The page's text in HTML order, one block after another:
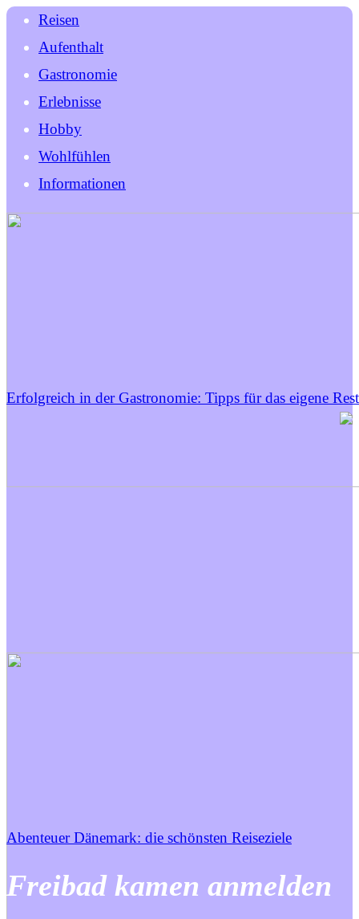
Reisen
Aufenthalt
Gastronomie
Erlebnisse
Hobby
Wohlfühlen
Informationen
Erfolgreich in der Gastronomie: Tipps für das eigene
Abenteuer Dänemark: die schönsten Reiseziele
Freibad kamen anmelden